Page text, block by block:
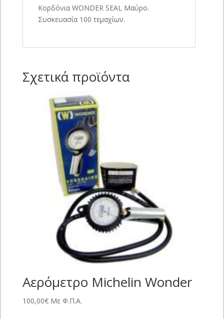
Κορδόνια WONDER SEAL Μαύρο.
Συσκευασία 100 τεμαχίων.
Σχετικά προϊόντα
Αερόμετρο Michelin Wonder
100,00€ Με Φ.Π.Α.